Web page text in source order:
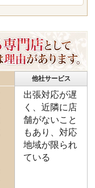
他社サービス
出張対応が遅
く、近隣に店
舗がないこと
もあり、対応
地域が限られ
ている